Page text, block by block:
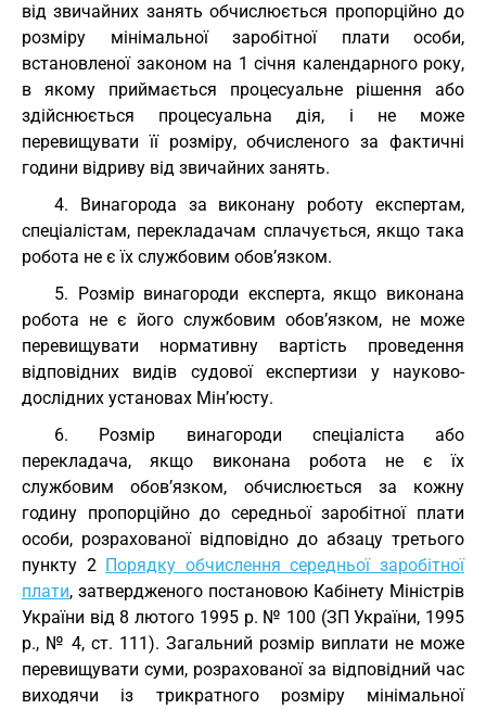
від звичайних занять обчислюється пропорційно до
розміру мінімальної заробітної плати особи,
встановленої законом на 1 січня календарного року,
в якому приймається процесуальне рішення або
здійснюється процесуальна дія, і не може
перевищувати її розміру, обчисленого за фактичні
години відриву від звичайних занять.
4. Винагорода за виконану роботу експертам,
спеціалістам, перекладачам сплачується, якщо така
робота не є їх службовим обов’язком.
5. Розмір винагороди експерта, якщо виконана
робота не є його службовим обов’язком, не може
перевищувати нормативну вартість проведення
відповідних видів судової експертизи у науково-
дослідних установах Мін’юсту.
6. Розмір винагороди спеціаліста або
перекладача, якщо виконана робота не є їх
службовим обов’язком, обчислюється за кожну
годину пропорційно до середньої заробітної плати
особи, розрахованої відповідно до абзацу третього
пункту 2 Порядку обчислення середньої заробітної
плати, затвердженого постановою Кабінету Міністрів
України від 8 лютого 1995 р. № 100 (ЗП України, 1995
р., № 4, ст. 111). Загальний розмір виплати не може
перевищувати суми, розрахованої за відповідний час
виходячи із трикратного розміру мінімальної